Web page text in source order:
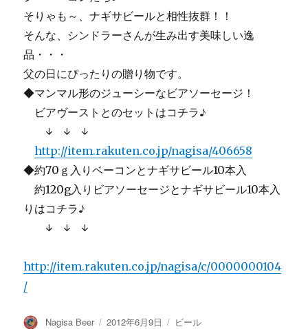
そりゃも～、ナギサビールと相性抜群！！
そんな、シンドラーさんが生み出す美味しい逸
品・・・
父の日にぴったりの贈り物です。
◆マンマル形のジューシーなビアソーセージ！
ビアヴーストとのセットはコチラ♪
↓ ↓ ↓
http://item.rakuten.co.jp/nagisa/406658
◆約70ｇ入りベーコンとナギサビール10本入
約120g入りビアソーセージとナギサビール10本入
りはコチラ♪
↓ ↓ ↓
http://item.rakuten.co.jp/nagisa/c/0000000104
/
投
Nagisa Beer
投
2012年6月9日
カ
ビール